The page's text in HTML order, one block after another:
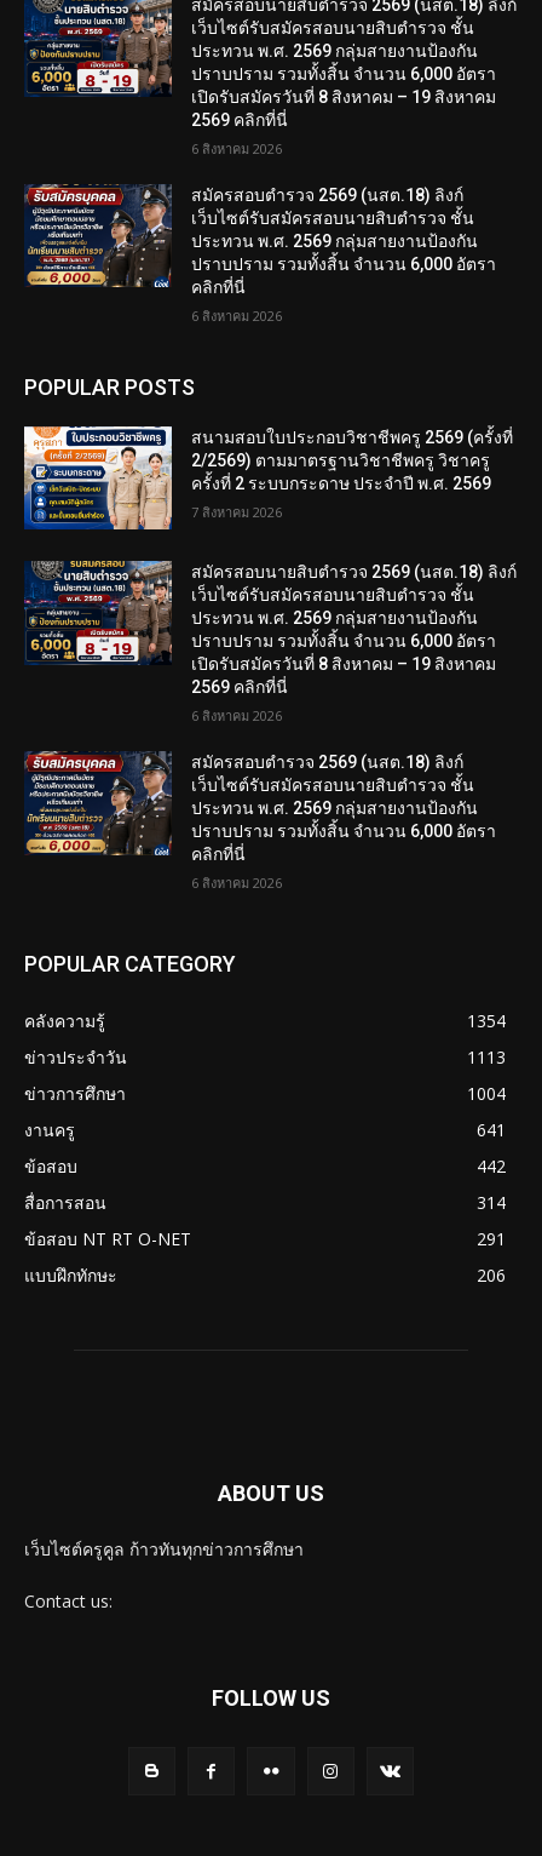
สมัครสอบนายสิบตำรวจ 2569 (นสต.18) ลิงก์
เว็บไซต์รับสมัครสอบนายสิบตำรวจ ชั้น
ประทวน พ.ศ. 2569 กลุ่มสายงานป้องกัน
ปราบปราม รวมทั้งสิ้น จำนวน 6,000 อัตรา
เปิดรับสมัครวันที่ 8 สิงหาคม – 19 สิงหาคม
2569 คลิกที่นี่
6 สิงหาคม 2026
สมัครสอบตํารวจ 2569 (นสต.18) ลิงก์
เว็บไซต์รับสมัครสอบนายสิบตำรวจ ชั้น
ประทวน พ.ศ. 2569 กลุ่มสายงานป้องกัน
ปราบปราม รวมทั้งสิ้น จำนวน 6,000 อัตรา
คลิกที่นี่
6 สิงหาคม 2026
POPULAR POSTS
สนามสอบใบประกอบวิชาชีพครู 2569 (ครั้งที่
2/2569) ตามมาตรฐานวิชาชีพครู วิชาครู
ครั้งที่ 2 ระบบกระดาษ ประจำปี พ.ศ. 2569
7 สิงหาคม 2026
สมัครสอบนายสิบตำรวจ 2569 (นสต.18) ลิงก์
เว็บไซต์รับสมัครสอบนายสิบตำรวจ ชั้น
ประทวน พ.ศ. 2569 กลุ่มสายงานป้องกัน
ปราบปราม รวมทั้งสิ้น จำนวน 6,000 อัตรา
เปิดรับสมัครวันที่ 8 สิงหาคม – 19 สิงหาคม
2569 คลิกที่นี่
6 สิงหาคม 2026
สมัครสอบตํารวจ 2569 (นสต.18) ลิงก์
เว็บไซต์รับสมัครสอบนายสิบตำรวจ ชั้น
ประทวน พ.ศ. 2569 กลุ่มสายงานป้องกัน
ปราบปราม รวมทั้งสิ้น จำนวน 6,000 อัตรา
คลิกที่นี่
6 สิงหาคม 2026
POPULAR CATEGORY
คลังความรู้
1354
ข่าวประจำวัน
1113
ข่าวการศึกษา
1004
งานครู
641
ข้อสอบ
442
สื่อการสอน
314
ข้อสอบ NT RT O-NET
291
แบบฝึกทักษะ
206
ABOUT US
เว็บไซต์ครูคูล ก้าวทันทุกข่าวการศึกษา
Contact us:
FOLLOW US